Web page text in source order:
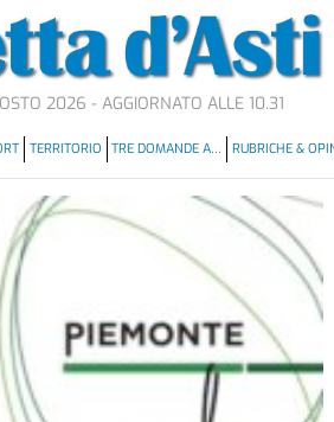
2026 - AGGIORNATO ALLE 10.31
TERRITORIO TRE DOMANDE A… RUBRICHE &